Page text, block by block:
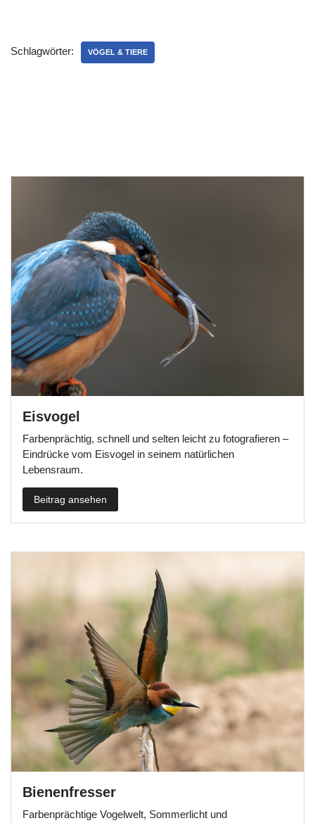
Schlagwörter: VÖGEL & TIERE
Eisvogel
Farbenprächtig, schnell und selten leicht zu fotografieren –
Eindrücke vom Eisvogel in seinem natürlichen
Lebensraum.
Beitrag ansehen
Bienenfresser
Farbenprächtige Vogelwelt, Sommerlicht und